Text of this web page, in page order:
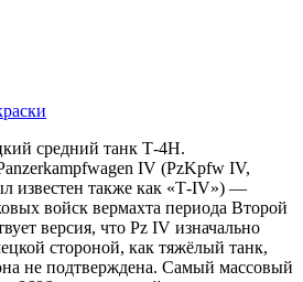
средний танк Т-4Н.
IV (PzKpfw IV,
известен также как «T‑IV») —
войск вермахта периода Второй
версия, что Pz IV изначально
стороной, как тяжёлый танк,
не подтверждена. Самый массовый